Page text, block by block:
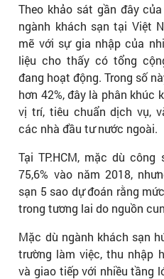
Theo khảo sát gần đây
ngành khách sạn tại Việt
mẽ với sự gia nhập của
liệu cho thấy có tổng
đang hoạt động. Trong số
hơn 42%, đây là phân khúc
vị trí, tiêu chuẩn dịch vụ,
các nhà đầu tư nước ngoài.
Tại TP.HCM, mặc dù
75,6% vào năm 2018,
sạn 5 sao dự đoán rằng
trong tương lai do nguồn
Mặc dù ngành khách sạn
trường làm việc, thu nhập
và giao tiếp với nhiều tầng